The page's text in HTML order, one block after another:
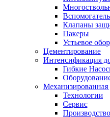
Клапаны
Пакеры
Устьевое
Цементирование
Интенсификация
Гибкие
Механизированная
Технологии
Сервис
Производство